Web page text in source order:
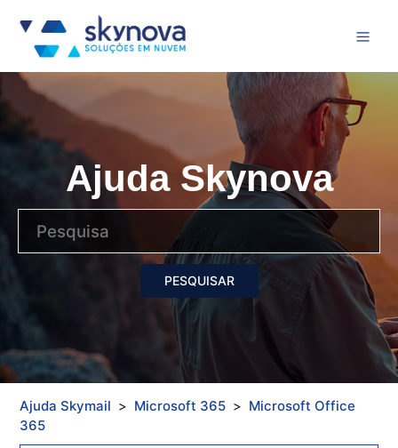
Ajuda Skynova
Ajuda Skymail Microsoft 365
Microsoft Office
365